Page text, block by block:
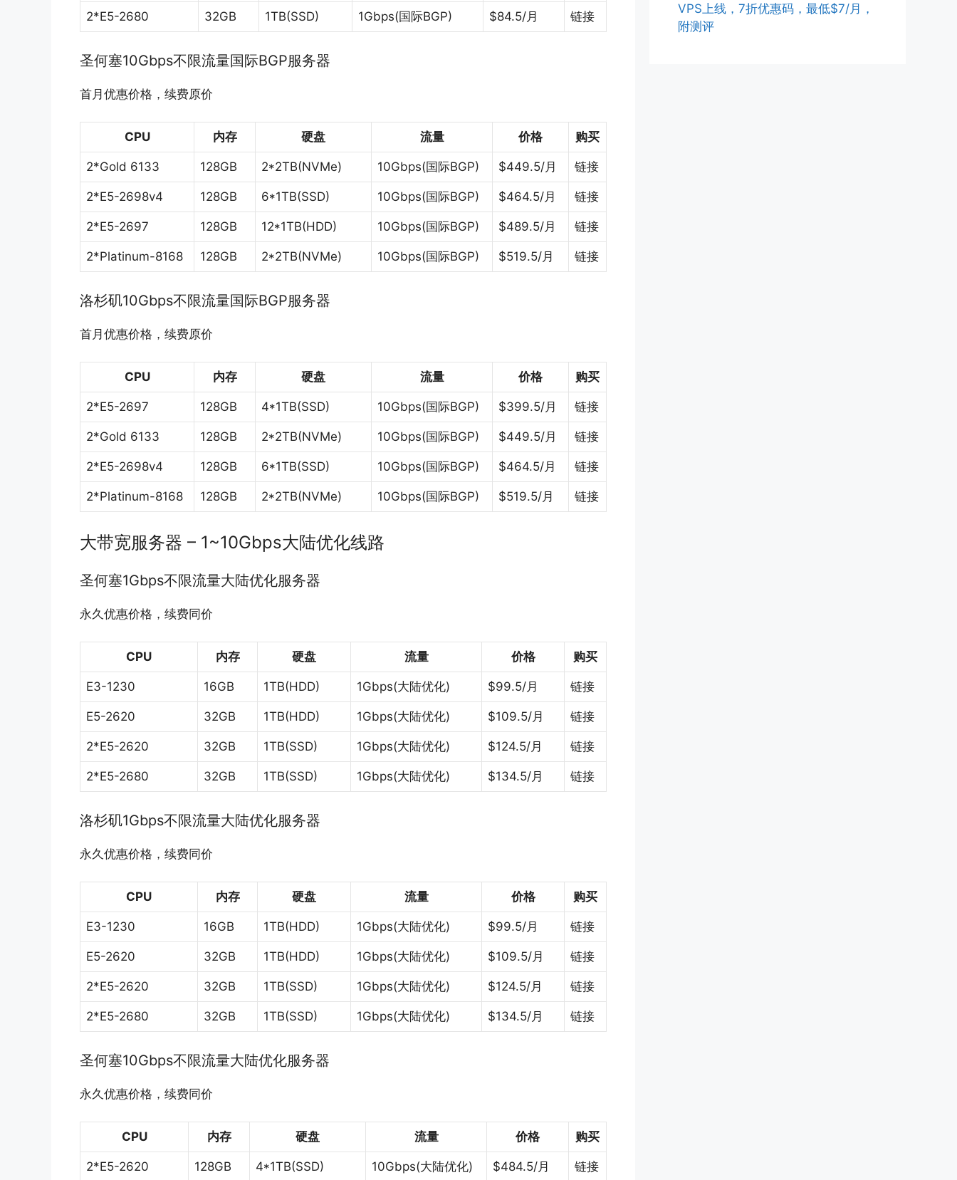
2*E5-2680 32GB 1TB(SSD) 1Gbps(国际BGP) $84.5/月 链接
圣何塞10Gbps不限流量国际BGP服务器
首月优惠价格，续费原价
CPU 内存 硬盘 流量 价格 购买
2*Gold 6133 128GB 2*2TB(NVMe) 10Gbps(国际BGP) $449.5/月 链接
2*E5-2698v4 128GB 6*1TB(SSD) 10Gbps(国际BGP) $464.5/月 链接
2*E5-2697 128GB 12*1TB(HDD) 10Gbps(国际BGP) $489.5/月 链接
2*Platinum-8168 128GB 2*2TB(NVMe) 10Gbps(国际BGP) $519.5/月 链接
洛杉矶10Gbps不限流量国际BGP服务器
首月优惠价格，续费原价
CPU 内存 硬盘 流量 价格 购买
2*E5-2697 128GB 4*1TB(SSD) 10Gbps(国际BGP) $399.5/月 链接
2*Gold 6133 128GB 2*2TB(NVMe) 10Gbps(国际BGP) $449.5/月 链接
2*E5-2698v4 128GB 6*1TB(SSD) 10Gbps(国际BGP) $464.5/月 链接
2*Platinum-8168 128GB 2*2TB(NVMe) 10Gbps(国际BGP) $519.5/月 链接
大带宽服务器 – 1~10Gbps大陆优化线路
圣何塞1Gbps不限流量大陆优化服务器
永久优惠价格，续费同价
CPU 内存 硬盘 流量 价格 购买
E3-1230 16GB 1TB(HDD) 1Gbps(大陆优化) $99.5/月 链接
E5-2620 32GB 1TB(HDD) 1Gbps(大陆优化) $109.5/月 链接
2*E5-2620 32GB 1TB(SSD) 1Gbps(大陆优化) $124.5/月 链接
2*E5-2680 32GB 1TB(SSD) 1Gbps(大陆优化) $134.5/月 链接
洛杉矶1Gbps不限流量大陆优化服务器
永久优惠价格，续费同价
CPU 内存 硬盘 流量 价格 购买
E3-1230 16GB 1TB(HDD) 1Gbps(大陆优化) $99.5/月 链接
E5-2620 32GB 1TB(HDD) 1Gbps(大陆优化) $109.5/月 链接
2*E5-2620 32GB 1TB(SSD) 1Gbps(大陆优化) $124.5/月 链接
2*E5-2680 32GB 1TB(SSD) 1Gbps(大陆优化) $134.5/月 链接
圣何塞10Gbps不限流量大陆优化服务器
永久优惠价格，续费同价
CPU 内存 硬盘 流量 价格 购买
2*E5-2620 128GB 4*1TB(SSD) 10Gbps(大陆优化) $484.5/月 链接
VPS上线，7折优惠码，最低$7/月，
附测评